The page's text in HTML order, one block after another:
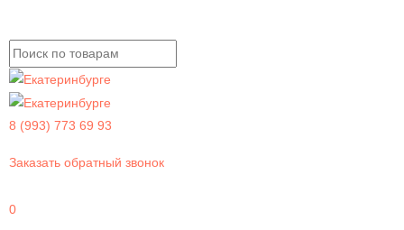
8 (993) 773 69 93
Заказать обратный звонок
0